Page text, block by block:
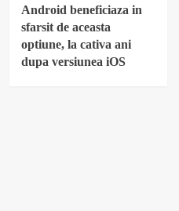
Android beneficiaza in
sfarsit de aceasta
optiune, la cativa ani
dupa versiunea iOS